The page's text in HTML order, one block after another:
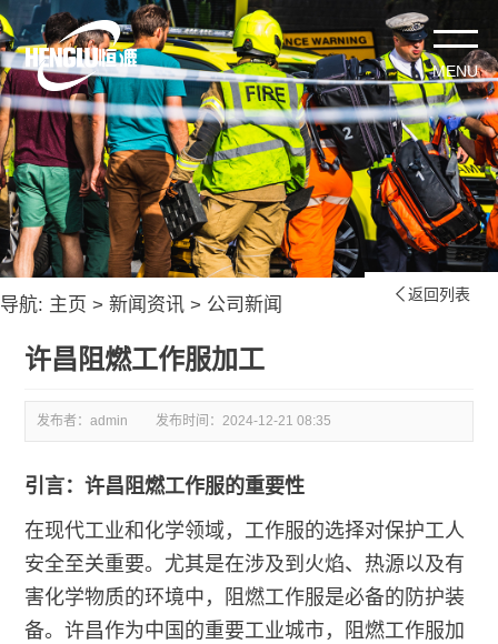
导航: 主页 > 新闻资讯 > 公司新闻  返回列表
许昌阻燃工作服加工
发布者：admin 发布时间：2024-12-21 08:35
引言：许昌阻燃工作服的重要性
在现代工业和化学领域，工作服的选择对保护工人
安全至关重要。尤其是在涉及到火焰、热源以及有
害化学物质的环境中，阻燃工作服是必备的防护装
备。许昌作为中国的重要工业城市，阻燃工作服加